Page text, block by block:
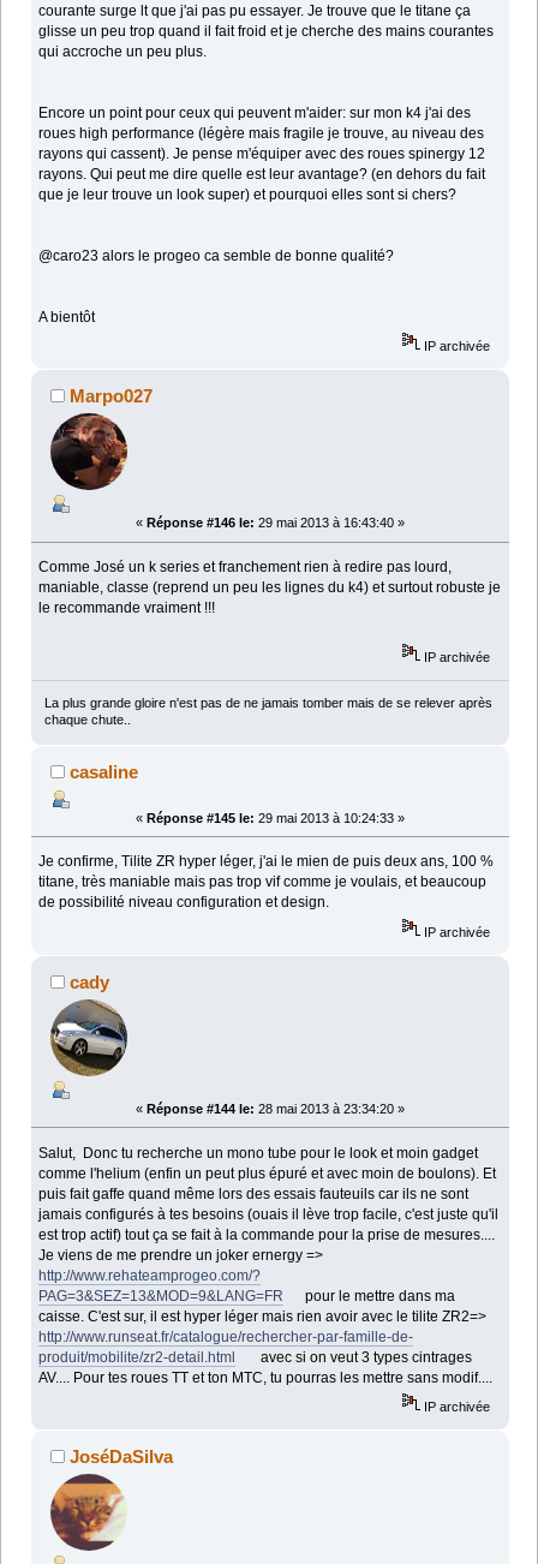
courante surge lt que j'ai pas pu essayer. Je trouve que le titane ça
glisse un peu trop quand il fait froid et je cherche des mains courantes
qui accroche un peu plus.
Encore un point pour ceux qui peuvent m'aider: sur mon k4 j'ai des
roues high performance (légère mais fragile je trouve, au niveau des
rayons qui cassent). Je pense m'équiper avec des roues spinergy 12
rayons. Qui peut me dire quelle est leur avantage? (en dehors du fait
que je leur trouve un look super) et pourquoi elles sont si chers?
@caro23 alors le progeo ca semble de bonne qualité?
A bientôt
IP archivée
Marpo027
« Réponse #146 le: 29 mai 2013 à 16:43:40 »
Comme José un k series et franchement rien à redire pas lourd,
maniable, classe (reprend un peu les lignes du k4) et surtout robuste je
le recommande vraiment !!!
IP archivée
La plus grande gloire n'est pas de ne jamais tomber mais de se relever après
chaque chute..
casaline
« Réponse #145 le: 29 mai 2013 à 10:24:33 »
Je confirme, Tilite ZR hyper léger, j'ai le mien de puis deux ans, 100 %
titane, très maniable mais pas trop vif comme je voulais, et beaucoup
de possibilité niveau configuration et design.
IP archivée
cady
« Réponse #144 le: 28 mai 2013 à 23:34:20 »
Salut, Donc tu recherche un mono tube pour le look et moin gadget
comme l'helium (enfin un peut plus épuré et avec moin de boulons). Et
puis fait gaffe quand même lors des essais fauteuils car ils ne sont
jamais configurés à tes besoins (ouais il lève trop facile, c'est juste qu'il
est trop actif) tout ça se fait à la commande pour la prise de mesures....
Je viens de me prendre un joker ernergy =>
http://www.rehateamprogeo.com/?
PAG=3&SEZ=13&MOD=9&LANG=FR pour le mettre dans ma
caisse. C'est sur, il est hyper léger mais rien avoir avec le tilite ZR2=>
http://www.runseat.fr/catalogue/rechercher-par-famille-de-
produit/mobilite/zr2-detail.html avec si on veut 3 types cintrages
AV.... Pour tes roues TT et ton MTC, tu pourras les mettre sans modif....
IP archivée
JoséDaSilva